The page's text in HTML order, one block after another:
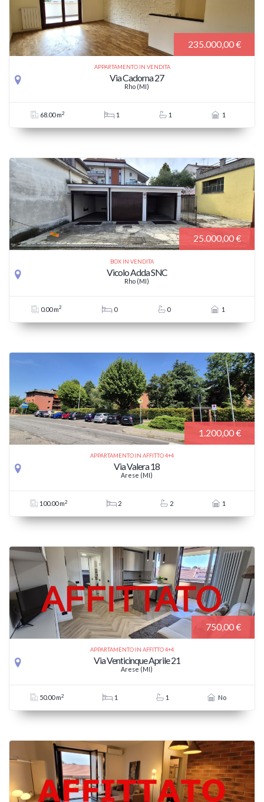
235.000,00 €
APPARTAMENTO IN VENDITA
Via Cadorna 27
Rho (MI)
68.00 m2 1 1 1
25.000,00 €
BOX IN VENDITA
Vicolo Adda SNC
Rho (MI)
0.00 m2 0 0 1
1.200,00 €
APPARTAMENTO IN AFFITTO 4+4
Via Valera 18
Arese (MI)
100.00 m2 2 2 1
750,00 €
APPARTAMENTO IN AFFITTO 4+4
Via Venticinque Aprile 21
Arese (MI)
50.00 m2 1 1 No